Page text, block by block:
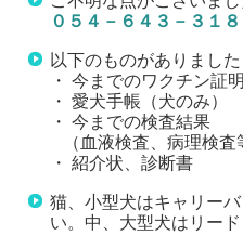
０５４－６４３－３１８
以下のものがありまし
・ 今までのワクチン証
・ 愛犬手帳（犬のみ）
・ 今までの検査結果
（血液検査、病理検査
・ 紹介状、診断書
猫、小型犬はキャリー
い。中、大型犬はリー